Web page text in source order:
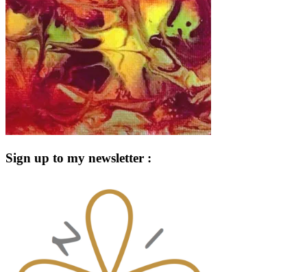
Sign up to my newsletter :